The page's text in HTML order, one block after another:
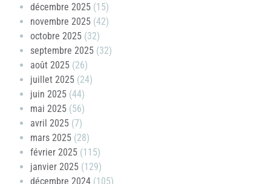
décembre 2025 (15)
novembre 2025 (42)
octobre 2025 (32)
septembre 2025 (32)
août 2025 (26)
juillet 2025 (24)
juin 2025 (44)
mai 2025 (56)
avril 2025 (7)
mars 2025 (28)
février 2025 (115)
janvier 2025 (129)
décembre 2024 (105)